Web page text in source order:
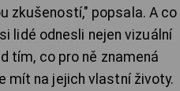
zkušeností," popsala. A co
lidé odnesli nejen vizuální
tím, co pro ně znamená
mít na jejich vlastní životy.